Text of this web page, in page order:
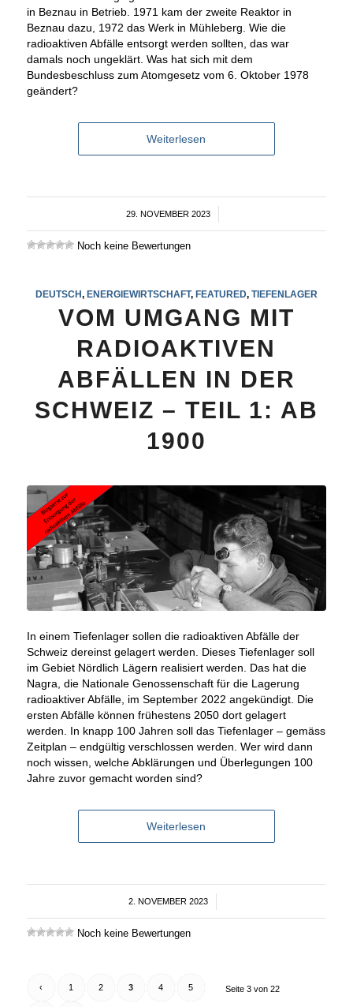
in Beznau in Betrieb. 1971 kam der zweite Reaktor in
Beznau dazu, 1972 das Werk in Mühleberg. Wie die
radioaktiven Abfälle entsorgt werden sollten, das war
damals noch ungeklärt. Was hat sich mit dem
Bundesbeschluss zum Atomgesetz vom 6. Oktober 1978
geändert?
Weiterlesen
29. NOVEMBER 2023
/
Noch keine Bewertungen
DEUTSCH ENERGIEWIRTSCHAFT, FEATURED, TIEFENLAGER
VOM UMGANG MIT
RADIOAKTIVEN
ABFÄLLEN IN DER
SCHWEIZ – TEIL 1: AB
1900
In einem Tiefenlager sollen die radioaktiven Abfälle der
Schweiz dereinst gelagert werden. Dieses Tiefenlager soll
im Gebiet Nördlich Lägern realisiert werden. Das hat die
Nagra, die Nationale Genossenschaft für die Lagerung
radioaktiver Abfälle, im September 2022 angekündigt. Die
ersten Abfälle können frühestens 2050 dort gelagert
werden. In knapp 100 Jahren soll das Tiefenlager – gemäss
Zeitplan – endgültig verschlossen werden. Wer wird dann
noch wissen, welche Abklärungen und Überlegungen 100
Jahre zuvor gemacht worden sind?
Weiterlesen
2. NOVEMBER 2023
/
Noch keine Bewertungen
Seite 3 von 22
‹ 1 2 3 4 5